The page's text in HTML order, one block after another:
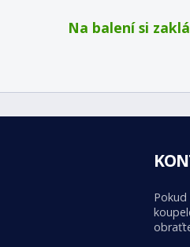
Na balení si